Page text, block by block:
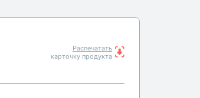
Распечатать
карточку продукта